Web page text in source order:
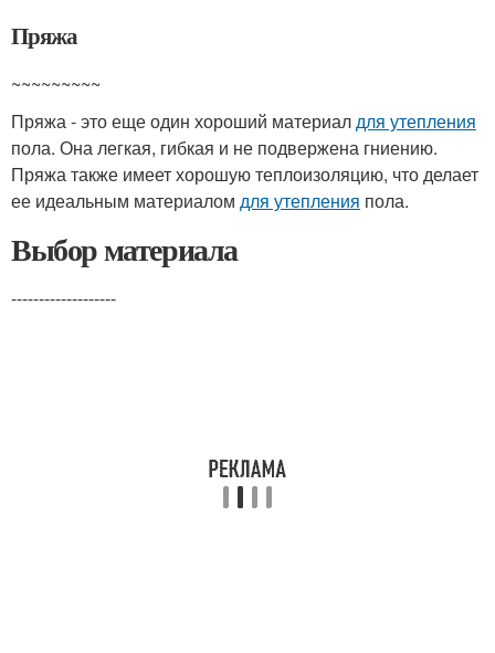
Пряжа
~~~~~~~~~
Пряжа - это еще один хороший материалдля утепления
пола. Она легкая, гибкая и не подвержена гниению.
Пряжа также имеет хорошую теплоизоляцию, что делает
ее идеальным материалом для утепления пола.
Выбор материала
-------------------